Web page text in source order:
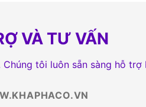
VÀ TƯ VẤN
Chúng tôi luôn sẵn sàng hỗ trợ